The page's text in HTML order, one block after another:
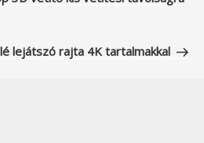
lejátszó rajta 4K tartalmakkal